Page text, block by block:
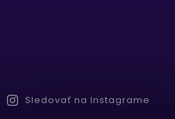
Sledovať na Instagrame